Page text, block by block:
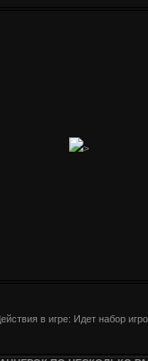
>
в игре: Идет набор